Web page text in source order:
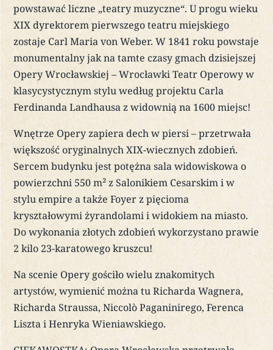
powstawać liczne „teatry muzyczne“. U progu wieku
XIX dyrektorem pierwszego teatru miejskiego
zostaje Carl Maria von Weber. W 1841 roku powstaje
monumentalny jak na tamte czasy gmach dzisiejszej
Opery Wrocławskiej – Wrocławki Teatr Operowy w
klasycystycznym stylu według projektu Carla
Ferdinanda Landhausa z widownią na 1600 miejsc!
Wnętrze Opery zapiera dech w piersi – przetrwała
większość oryginalnych XIX-wiecznych zdobień.
Sercem budynku jest potężna sala widowiskowa o
powierzchni 550 m² z Salonikiem Cesarskim i w
stylu empire a także Foyer z pięcioma
kryształowymi żyrandolami i widokiem na miasto.
Do wykonania złotych zdobień wykorzystano prawie
2 kilo 23-karatowego kruszcu!
Na scenie Opery gościło wielu znakomitych
artystów, wymienić można tu Richarda Wagnera,
Richarda Straussa, Niccolò Paganinirego, Ferenca
Liszta i Henryka Wieniawskiego.